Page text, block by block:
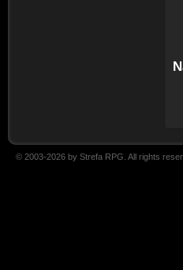
© 2003-2026 by Strefa RPG. All rights